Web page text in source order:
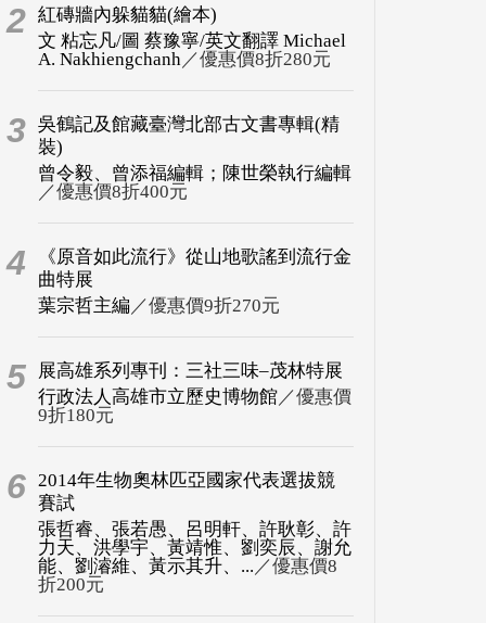
2 紅磚牆內躲貓貓(繪本)
文 粘忘凡/圖 蔡豫寧/英文翻譯 Michael
A. Nakhiengchanh／優惠價8折280元
3 吳鶴記及館藏臺灣北部古文書專輯(精
裝)
曾令毅、曾添福編輯；陳世榮執行編輯
／優惠價8折400元
4
《原音如此流行》從山地歌謠到流行金
曲特展
葉宗哲主編 ／優惠價9折270元
5
展高雄系列專刊：三社三味–茂林特展
行政法人高雄市立歷史博物館／優惠價
9折180元
6 2014年生物奧林匹亞國家代表選拔競
賽試
張哲睿、張若愚、呂明軒、許耿彰、許
力天、洪學宇、黃靖惟、劉奕辰、謝允
能、劉濬維、黃示其升、... ／優惠價8
折200元